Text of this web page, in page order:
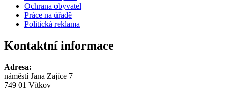
Ochrana obyvatel
Práce na úřadě
Politická reklama
Kontaktní informace
Adresa:
náměstí Jana Zajíce 7
749 01 Vítkov